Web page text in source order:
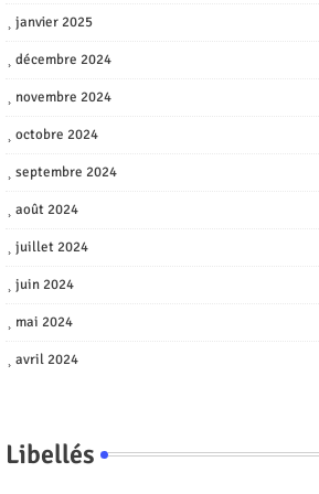
janvier 2025
décembre 2024
novembre 2024
octobre 2024
septembre 2024
août 2024
juillet 2024
juin 2024
mai 2024
avril 2024
Libellés